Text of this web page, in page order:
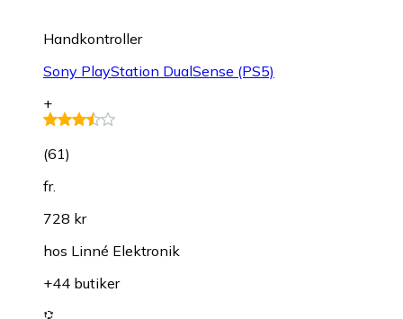
Handkontroller
Sony PlayStation DualSense (PS5)
+
(61)
fr.
728 kr
hos Linné Elektronik
+44 butiker